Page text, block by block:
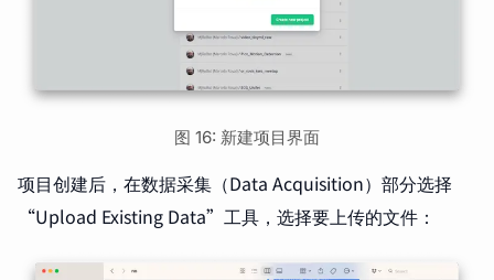
图 16: 新建项目界面
项目创建后，在数据采集（Data Acquisition）部分选择
“Upload Existing Data”工具，选择要上传的文件：